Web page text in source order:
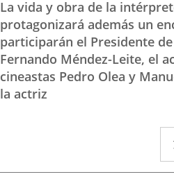
La vida y obra de la
protagonizará además un
participarán el Presidente
Fernando Méndez-Leite, el
cineastas Pedro Olea y
la actriz